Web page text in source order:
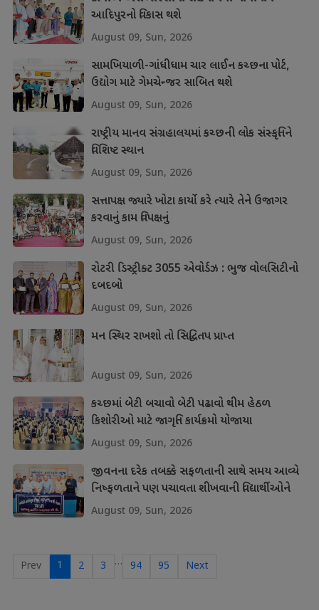
આદિપુરનો વિકાસ થશે
August 09, Sun, 2026
સામખિયાળી-ગાંધીધામ ચાર લાઈન કચ્છના પોર્ટ,
ઉદ્યોગ માટે ગેમચેન્જર સાબિત થશે
August 09, Sun, 2026
રાષ્ટ્રીય માનવ સંગ્રહાલયમાં કચ્છની લોક સંસ્કૃતિને
વિશિષ્ટ સ્થાન
August 09, Sun, 2026
સત્તાપક્ષ જ્યારે ખોટા કાર્યો કરે ત્યારે તેને ઉજાગર
કરવાનું કામ વિપક્ષનું
August 09, Sun, 2026
રોટરી ડિસ્ટ્રીક્ટ 3055 એવોર્ડઝ : ભુજ વોલસિટીનો
દબદબો
August 09, Sun, 2026
મન સ્થિર રાખશો તો સિદ્ધિતપ પ્રાપ્ત
August 09, Sun, 2026
કચ્છમાં બેટી બચાવો બેટી પઢાવો થીમ હેઠળ
કિશોરીઓ માટે જાગૃતિ કાર્યક્રમો યોજાયા
August 09, Sun, 2026
જીવનના દરેક તબક્કે સફળતાની સાથે સમય આવ્યે
નિષ્ફળતાને પણ પચાવતા શીખવાની વિદ્યાર્થીઓને
શીખ
August 09, Sun, 2026
Prev 1 2 3 … 94 95 Next